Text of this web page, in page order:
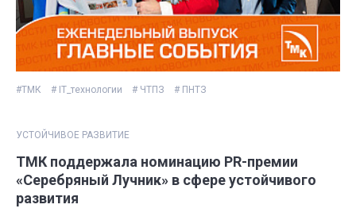
#ТМК # IT_технологии # ЧТПЗ # ПНТЗ
УСТОЙЧИВОЕ РАЗВИТИЕ
ТМК поддержала номинацию PR-премии
«Серебряный Лучник» в сфере устойчивого
развития